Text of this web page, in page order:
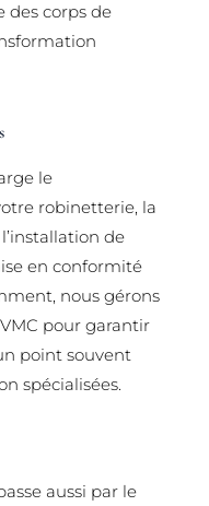
des corps de
le
robinetterie, la
de
en conformité
nous gérons
pour garantir
point souvent
spécialisées.
aussi par le